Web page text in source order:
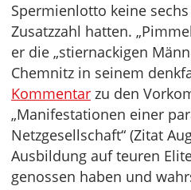
Spermienlotto keine
Zusatzzahl hatten.
er die „stiernackigen
Chemnitz in seinem
Kommentar zu den
„Manifestationen einer
Netzgesellschaft“ (Zitat
Ausbildung auf teuren
genossen haben und